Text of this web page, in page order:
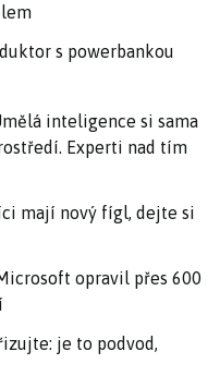
s powerbankou
inteligence si sama
Experti nad tím
mají nový fígl, dejte si
opravil přes 600
je to podvod,